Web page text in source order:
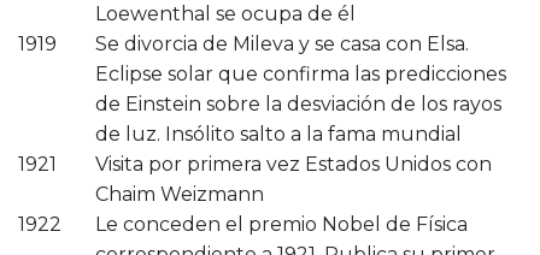
Loewenthal se ocupa de él
1919
Se divorcia de Mileva y se casa con Elsa.
Eclipse solar que confirma las predicciones
de Einstein sobre la desviación de los rayos
de luz. Insólito salto a la fama mundial
1921
Visita por primera vez Estados Unidos con
Chaim Weizmann
1922
Le conceden el premio Nobel de Física